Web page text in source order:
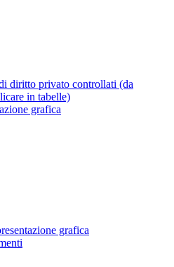
diritto privato controllati (da
in tabelle)
grafica
grafica